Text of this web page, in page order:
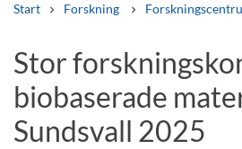
Start Forskning
Andra söktjänster
Kurser och program Kursplaner
Lediga jobb
Stor
biobaserade
Sundsvall 2025